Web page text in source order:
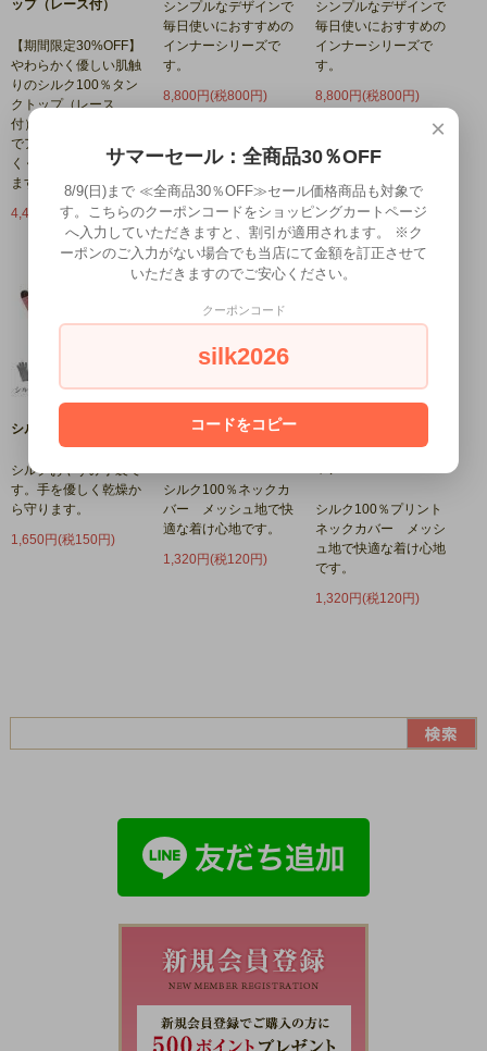
ップ（レース付）
【期間限定30%OFF】
やわらかく優しい肌触
りのシルク100％タン
クトップ（レース
付）。軽やかな着心地
でアウターにひびきに
くくすっきり着用でき
ます。
4,466円(税406円)
シンプルなデザインで
毎日使いにおすすめの
インナーシリーズで
す。
8,800円(税800円)
シンプルなデザインで
毎日使いにおすすめの
インナーシリーズで
す。
8,800円(税800円)
シルクおやすみ手袋
シルクおやすみ手袋で
す。手を優しく乾燥か
ら守ります。
1,650円(税150円)
シルク100％
メッシュネックカバー
シルク100％ネックカ
バー メッシュ地で快
適な着け心地です。
1,320円(税120円)
ネックカバー（プリン
シルク100％プリント
ネックカバー メッシ
ュ地で快適な着け心地
です。
1,320円(税120円)
×
サマーセール：全商品30％OFF
8/9(日)まで ≪全商品30％OFF≫セール価格商品も対象で
す。こちらのクーポンコードをショッピングカートページ
へ入力していただきますと、割引が適用されます。 ※ク
ーポンのご入力がない場合でも当店にて金額を訂正させて
いただきますのでご安心ください。
クーポンコード
silk2026
コードをコピー